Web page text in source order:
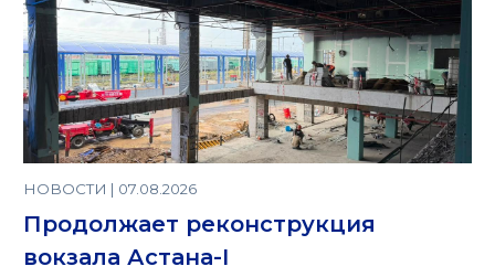
НОВОСТИ | 07.08.2026
Продолжает реконструкция
вокзала Астана-I